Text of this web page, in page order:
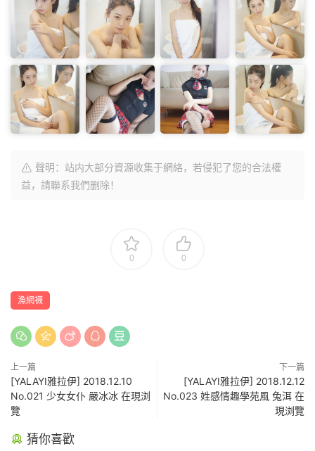
聲明：站内大部分資源收集于網絡，若侵犯了您的合法權
益，請聯系我們删除！
0 0
漁網襪
上一篇
[YALAYI雅拉伊] 2018.12.10
No.021 少女女仆 嚴冰冰 在現浏
覽
下一篇
[YALAYI雅拉伊] 2018.12.12
No.023 姓感情趣學苑風 兔洱 在
現浏覽
猜你喜歡